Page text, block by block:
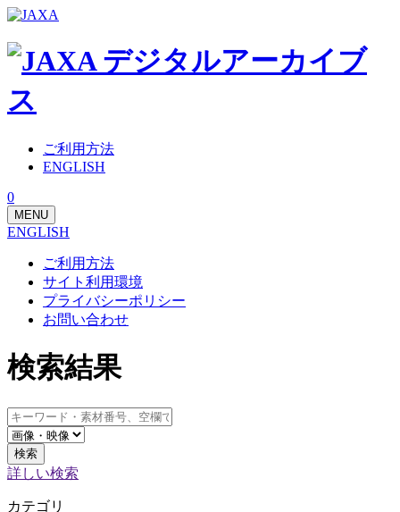
ご利用方法
ENGLISH
0
MENU
ENGLISH
ご利用方法
サイト利用環境
プライバシーポリシー
お問い合わせ
検索結果
検索
詳しい検索
カテゴリ